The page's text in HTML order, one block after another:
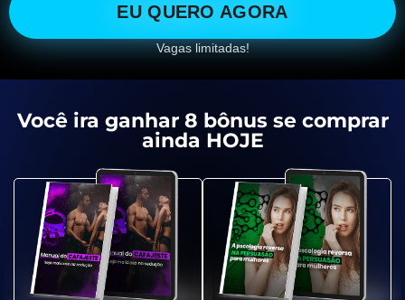
EU QUERO AGORA
Vagas limitadas!
Você ira ganhar 8 bônus se comprar
ainda HOJE